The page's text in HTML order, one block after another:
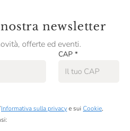
newsletter
offerte ed eventi.
CAP *
Informativa sulla privacye sui Cookie,